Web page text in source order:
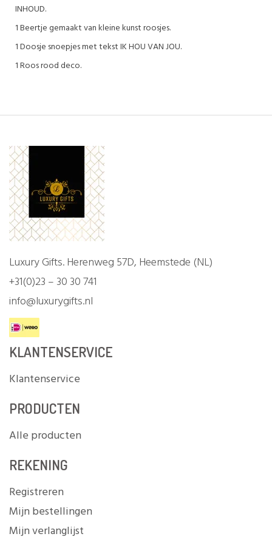
INHOUD.
1 Beertje gemaakt van kleine kunst roosjes.
1 Doosje snoepjes met tekst IK HOU VAN JOU.
1 Roos rood deco.
Luxury Gifts. Herenweg 57D, Heemstede (NL)
+31(0)23 – 30 30 741
info@luxurygifts.nl
KLANTENSERVICE
Klantenservice
PRODUCTEN
Alle producten
REKENING
Registreren
Mijn bestellingen
Mijn verlanglijst